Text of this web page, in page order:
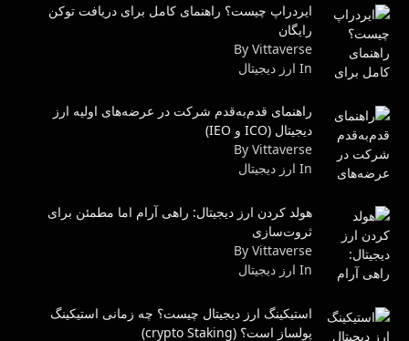
ایردراپ چیست؟ راهنمای کامل برای دریافت توکن
رایگان
By Vittaverse
In ارز دیجیتال
راهنمای قدم‌به‌قدم شرکت در عرضه‌های اولیه ارز
دیجیتال (ICO و IEO)
By Vittaverse
In ارز دیجیتال
هولد کردن ارز دیجیتال: راهی آرام اما مطمئن برای
ثروت‌سازی
By Vittaverse
In ارز دیجیتال
استیکینگ ارز دیجیتال چیست؟ چه زمانی استیکینگ
پولساز است؟ (crypto Staking)